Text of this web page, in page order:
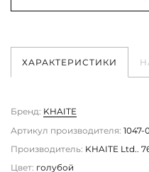
ХАРАКТЕРИСТИКИ
Бренд: KHAITE
Артикул производителя: 1047-
Производитель: KHAITE Ltd..
Цвет: голубой